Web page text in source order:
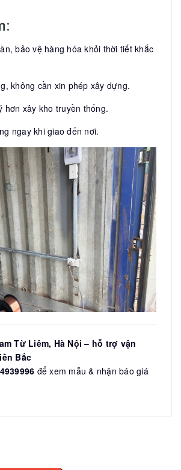
bảo vệ hàng hóa khỏi thời tiết khắc
không cần xin phép xây dựng.
hơn xây kho truyền thống.
ngay khi giao đến nơi.
Từ Liêm, Hà Nội – hỗ trợ vận
Bắc
để xem mẫu & nhận báo giá